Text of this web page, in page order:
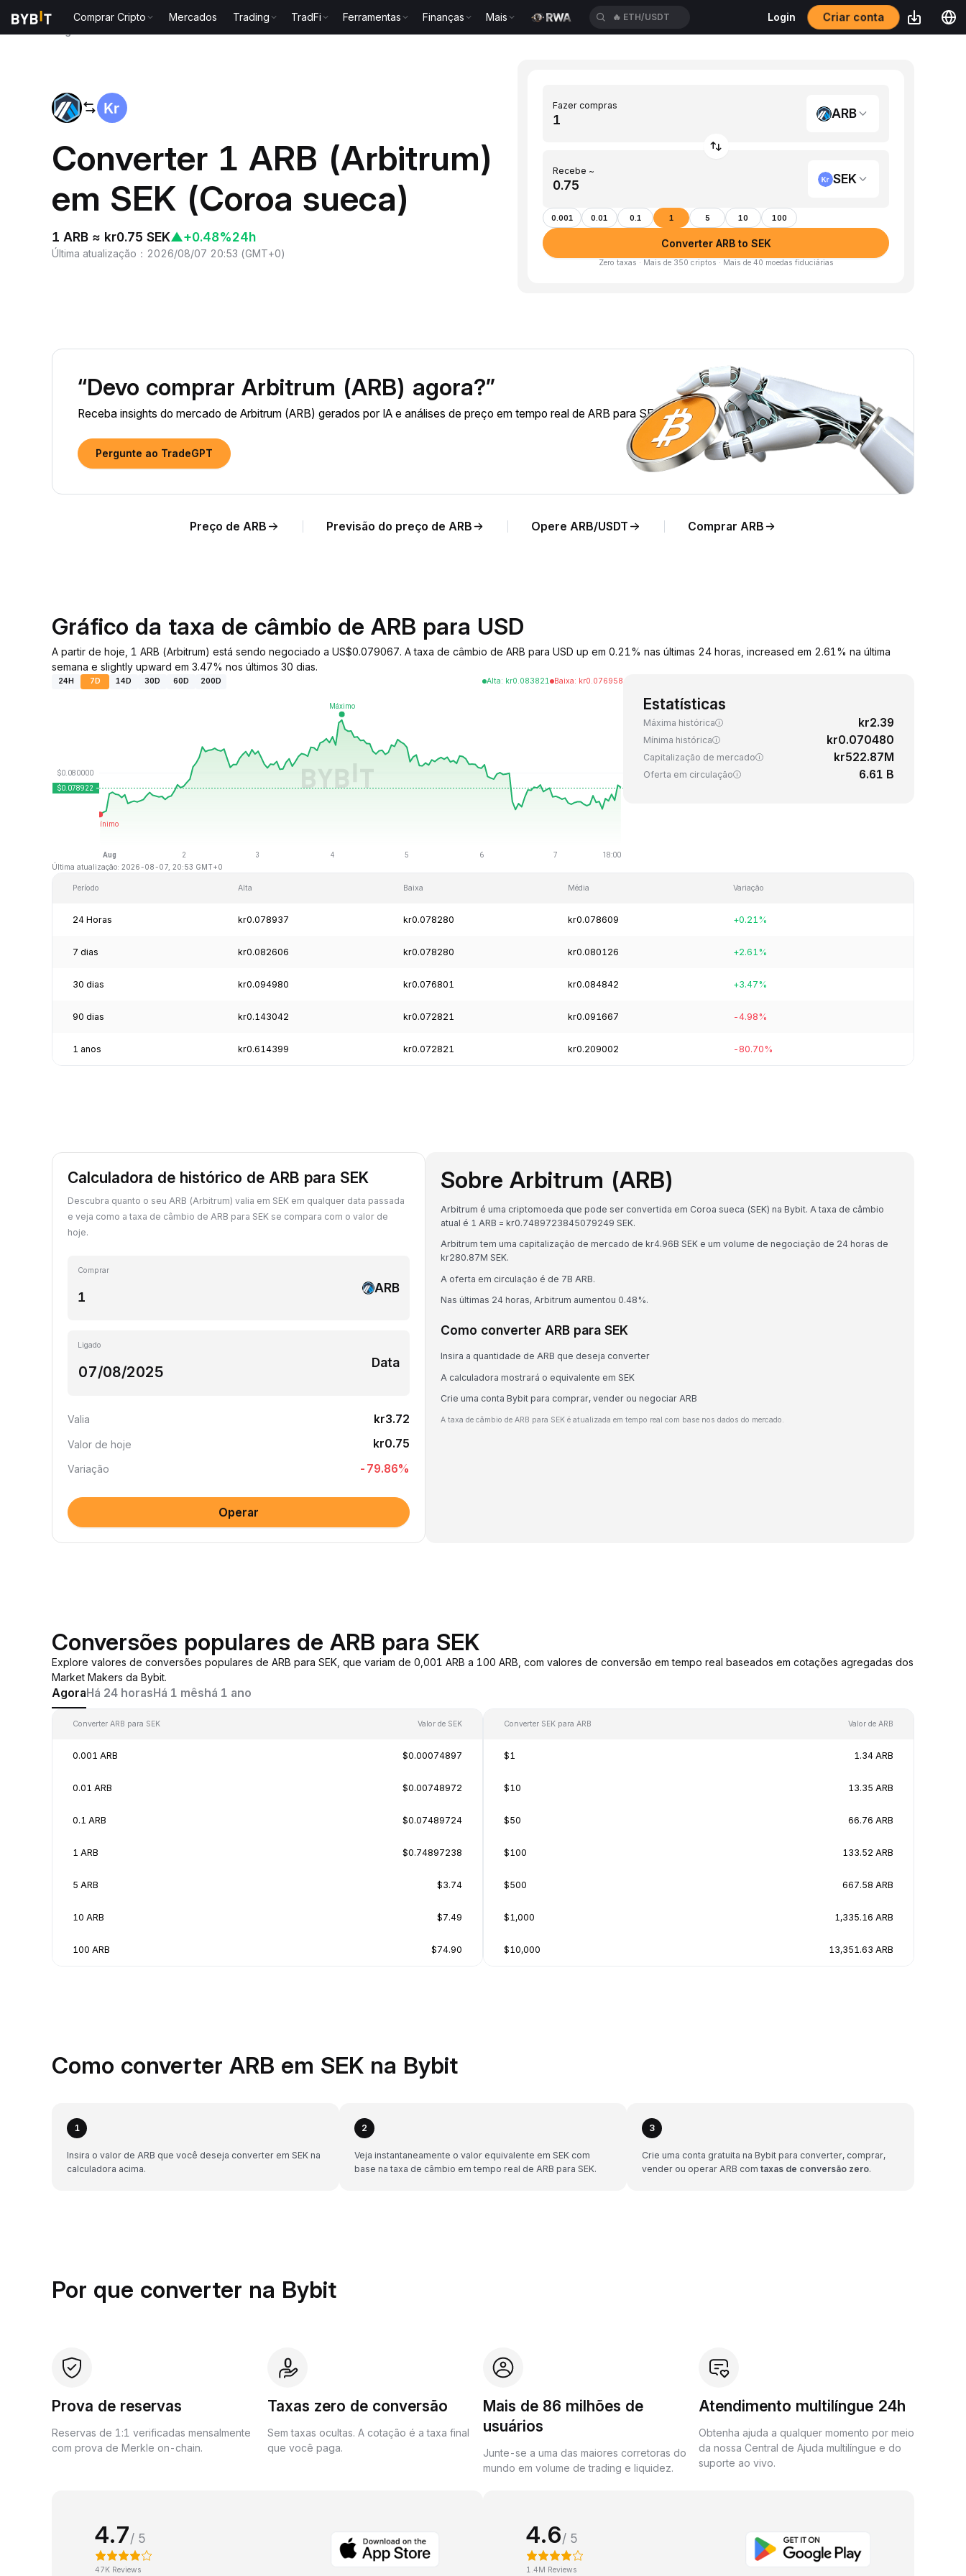
Comprar Cripto Mercados Trading TradFi Ferramentas Finanças Mais 🔥 ETH/USDT Login Criar conta
Converter 1 ARB (Arbitrum)
em SEK (Coroa sueca)
1 ARB ≈ kr0.75 SEK▲+0.48%24h
Última atualização ： 2026/08/07 20:53 (GMT+0)
Fazer compras
ARB
Recebe ~
SEK
0.001 0.01 0.1 1 5 10 100
Converter ARB to SEK
Zero taxas · Mais de 350 criptos · Mais de 40 moedas fiduciárias
“Devo comprar Arbitrum (ARB) agora?”
Receba insights do mercado de Arbitrum (ARB) gerados por IA e análises de preço em tempo real de ARB para SEK.
Pergunte ao TradeGPT
Preço de ARB Previsão do preço de ARB Opere ARB/USDT Comprar ARB
Gráfico da taxa de câmbio de ARB para USD
A partir de hoje, 1 ARB (Arbitrum) está sendo negociado a US$0.079067. A taxa de câmbio de ARB para USD up em 0.21% nas últimas 24 horas, increased em 2.61% na última
semana e slightly upward em 3.47% nos últimos 30 dias.
24H 7D 14D 30D 60D 200D Alta: kr0.083821 Baixa: kr0.076958
Última atualização: 2026-08-07, 20:53 GMT+0
Estatísticas
Máxima histórica kr2.39
Mínima histórica kr0.070480
Capitalização de mercado kr522.87M
Oferta em circulação 6.61 B
Período Alta Baixa Média Variação
24 Horas kr0.078937 kr0.078280 kr0.078609 +0.21%
7 dias kr0.082606 kr0.078280 kr0.080126 +2.61%
30 dias kr0.094980 kr0.076801 kr0.084842 +3.47%
90 dias kr0.143042 kr0.072821 kr0.091667 -4.98%
1 anos kr0.614399 kr0.072821 kr0.209002 -80.70%
Calculadora de histórico de ARB para SEK
Descubra quanto o seu ARB (Arbitrum) valia em SEK em qualquer data passada
e veja como a taxa de câmbio de ARB para SEK se compara com o valor de
hoje.
Comprar
ARB
Ligado
Data
Valia kr3.72
Valor de hoje kr0.75
Variação -79.86%
Operar
Sobre Arbitrum (ARB)
Arbitrum é uma criptomoeda que pode ser convertida em Coroa sueca (SEK) na Bybit. A taxa de câmbio
atual é 1 ARB = kr0.7489723845079249 SEK.
Arbitrum tem uma capitalização de mercado de kr4.96B SEK e um volume de negociação de 24 horas de
kr280.87M SEK.
A oferta em circulação é de 7B ARB.
Nas últimas 24 horas, Arbitrum aumentou 0.48%.
Como converter ARB para SEK
Insira a quantidade de ARB que deseja converter
A calculadora mostrará o equivalente em SEK
Crie uma conta Bybit para comprar, vender ou negociar ARB
A taxa de câmbio de ARB para SEK é atualizada em tempo real com base nos dados do mercado.
Conversões populares de ARB para SEK
Explore valores de conversões populares de ARB para SEK, que variam de 0,001 ARB a 100 ARB, com valores de conversão em tempo real baseados em cotações agregadas dos
Market Makers da Bybit.
AgoraHá 24 horasHá 1 mêshá 1 ano
Converter ARB para SEK Valor de SEK
0.001 ARB $0.00074897
0.01 ARB $0.00748972
0.1 ARB $0.07489724
1 ARB $0.74897238
5 ARB $3.74
10 ARB $7.49
100 ARB $74.90
Converter SEK para ARB Valor de ARB
$1 1.34 ARB
$10 13.35 ARB
$50 66.76 ARB
$100 133.52 ARB
$500 667.58 ARB
$1,000 1,335.16 ARB
$10,000 13,351.63 ARB
Como converter ARB em SEK na Bybit
1
Insira o valor de ARB que você deseja converter em SEK na
calculadora acima.
2
Veja instantaneamente o valor equivalente em SEK com
base na taxa de câmbio em tempo real de ARB para SEK.
3
Crie uma conta gratuita na Bybit para converter, comprar,
vender ou operar ARB com taxas de conversão zero.
Por que converter na Bybit
Prova de reservas
Reservas de 1:1 verificadas mensalmente
com prova de Merkle on-chain.
Taxas zero de conversão
Sem taxas ocultas. A cotação é a taxa final
que você paga.
Mais de 86 milhões de
usuários
Junte-se a uma das maiores corretoras do
mundo em volume de trading e liquidez.
Atendimento multilíngue 24h
Obtenha ajuda a qualquer momento por meio
da nossa Central de Ajuda multilíngue e do
suporte ao vivo.
4.7/ 5
47K Reviews
4.6/ 5
1.4M Reviews